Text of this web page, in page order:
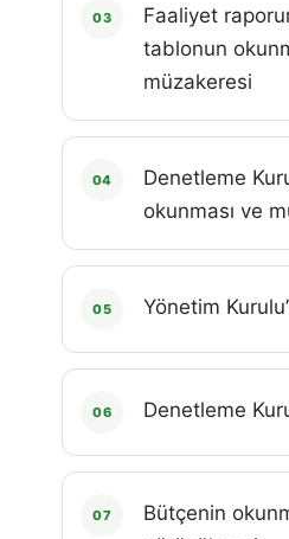
03
Faaliyet
tablonun
müzakeresi
04
Denetleme
okunması ve
05 Yönetim
06 Denetleme
07
Bütçenin